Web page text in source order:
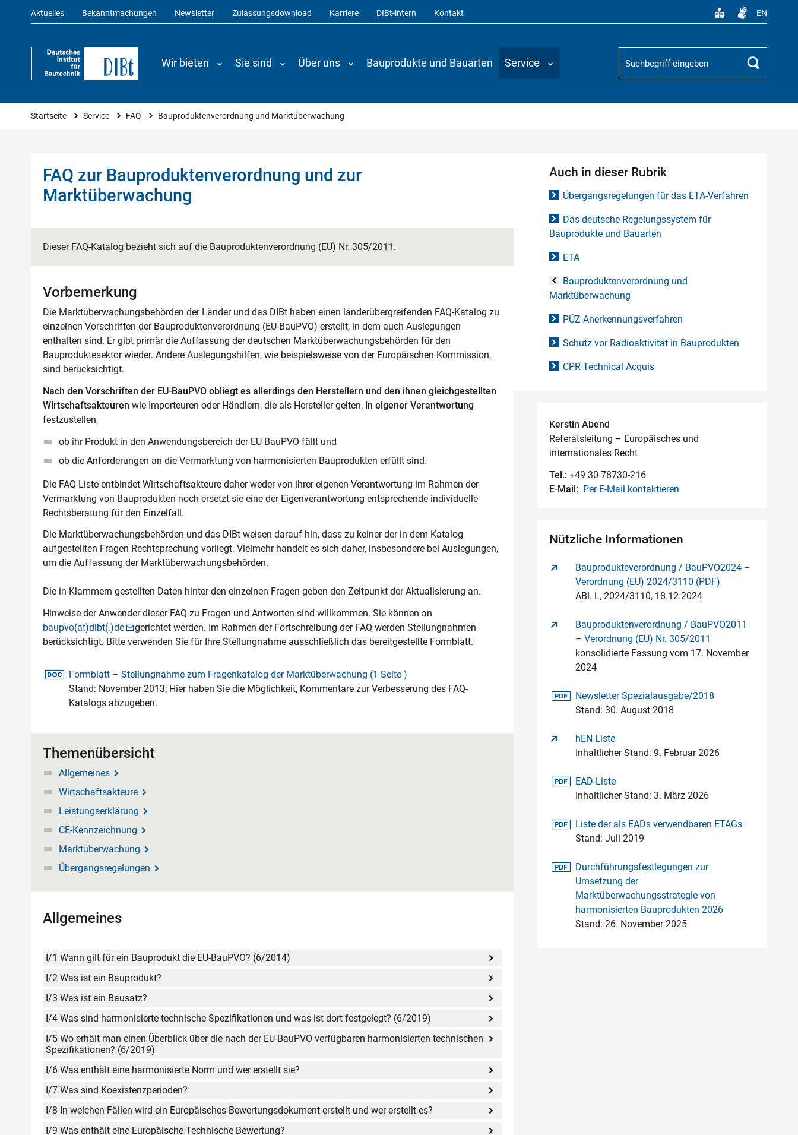
Aktuelles Bekanntmachungen Newsletter Zulassungsdownload Karriere DIBt-intern Kontakt EN
Wir bieten Sie sind Über uns Bauprodukte und Bauarten Service
Suchbegriff
Suchen
Sie sind hier
Startseite Service FAQ Bauproduktenverordnung und Marktüberwachung
FAQ zur Bauproduktenverordnung und zur
Marktüberwachung
Dieser FAQ-Katalog bezieht sich auf die Bauproduktenverordnung (EU) Nr. 305/2011.
Vorbemerkung
Die Marktüberwachungsbehörden der Länder und das DIBt haben einen länderübergreifenden FAQ-Katalog zu
einzelnen Vorschriften der Bauproduktenverordnung (EU-BauPVO) erstellt, in dem auch Auslegungen
enthalten sind. Er gibt primär die Auffassung der deutschen Marktüberwachungsbehörden für den
Bauproduktesektor wieder. Andere Auslegungshilfen, wie beispielsweise von der Europäischen Kommission,
sind berücksichtigt.
Nach den Vorschriften der EU-BauPVO obliegt es allerdings den Herstellern und den ihnen gleichgestellten
Wirtschaftsakteuren wie Importeuren oder Händlern, die als Hersteller gelten, in eigener Verantwortung
festzustellen,
ob ihr Produkt in den Anwendungsbereich der EU-BauPVO fällt und
ob die Anforderungen an die Vermarktung von harmonisierten Bauprodukten erfüllt sind.
Die FAQ-Liste entbindet Wirtschaftsakteure daher weder von ihrer eigenen Verantwortung im Rahmen der
Vermarktung von Bauprodukten noch ersetzt sie eine der Eigenverantwortung entsprechende individuelle
Rechtsberatung für den Einzelfall.
Die Marktüberwachungsbehörden und das DIBt weisen darauf hin, dass zu keiner der in dem Katalog
aufgestellten Fragen Rechtsprechung vorliegt. Vielmehr handelt es sich daher, insbesondere bei Auslegungen,
um die Auffassung der Marktüberwachungsbehörden.
Die in Klammern gestellten Daten hinter den einzelnen Fragen geben den Zeitpunkt der Aktualisierung an.
Hinweise der Anwender dieser FAQ zu Fragen und Antworten sind willkommen. Sie können an
baupvo(at)dibt(.)de
gerichtet werden. Im Rahmen der Fortschreibung der FAQ werden Stellungnahmen
berücksichtigt. Bitte verwenden Sie für Ihre Stellungnahme ausschließlich das bereitgestellte Formblatt.
docx-Datei
Formblatt – Stellungnahme zum Fragenkatalog der Marktüberwachung (1 Seite )
Stand: November 2013; Hier haben Sie die Möglichkeit, Kommentare zur Verbesserung des FAQ-
Katalogs abzugeben.
Themenübersicht
Allgemeines
Wirtschaftsakteure
Leistungserklärung
CE-Kennzeichnung
Marktüberwachung
Übergangsregelungen
Allgemeines
I/1 Wann gilt für ein Bauprodukt die EU-BauPVO? (6/2014)
I/2 Was ist ein Bauprodukt?
I/3 Was ist ein Bausatz?
I/4 Was sind harmonisierte technische Spezifikationen und was ist dort festgelegt? (6/2019)
I/5 Wo erhält man einen Überblick über die nach der EU-BauPVO verfügbaren harmonisierten technischen
Spezifikationen? (6/2019)
I/6 Was enthält eine harmonisierte Norm und wer erstellt sie?
I/7 Was sind Koexistenzperioden?
I/8 In welchen Fällen wird ein Europäisches Bewertungsdokument erstellt und wer erstellt es?
I/9 Was enthält eine Europäische Technische Bewertung?
Auch in dieser Rubrik
Übergangsregelungen für das ETA-Verfahren
Das deutsche Regelungssystem für
Bauprodukte und Bauarten
ETA
Bauproduktenverordnung und
Marktüberwachung
PÜZ-Anerkennungsverfahren
Schutz vor Radioaktivität in Bauprodukten
CPR Technical Acquis
Kontaktdaten
Kerstin Abend
Referatsleitung – Europäisches und
internationales Recht
Tel.: +49 30 78730-216
E-Mail: Per E-Mail kontaktieren
Nützliche Informationen
Bauprodukteverordnung / BauPVO2024 –
Verordnung (EU) 2024/3110 (PDF)
ABl. L, 2024/3110, 18.12.2024
Bauproduktenverordnung / BauPVO2011
– Verordnung (EU) Nr. 305/2011
konsolidierte Fassung vom 17. November
2024
pdf-Datei
Newsletter Spezialausgabe/2018
Stand: 30. August 2018
hEN-Liste
Inhaltlicher Stand: 9. Februar 2026
pdf-Datei
EAD-Liste
Inhaltlicher Stand: 3. März 2026
pdf-Datei
Liste der als EADs verwendbaren ETAGs
Stand: Juli 2019
pdf-Datei
Durchführungsfestlegungen zur
Umsetzung der
Marktüberwachungsstrategie von
harmonisierten Bauprodukten 2026
Stand: 26. November 2025